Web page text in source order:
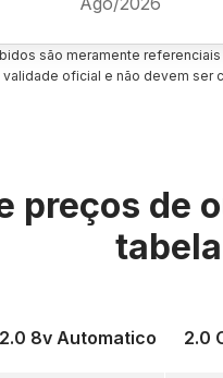
são meramente
oficial e não devem
preços de
8v Automatico 2.0